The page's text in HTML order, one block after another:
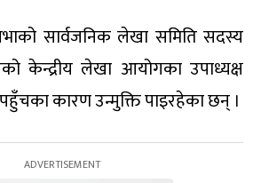
सार्वजनिक लेखा समिति सदस्य
केन्द्रीय लेखा आयोगका उपाध्यक्ष
कारण उन्मुक्ति पाइरहेका छन् ।